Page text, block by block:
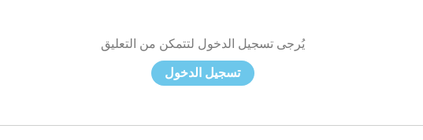
يُرجى تسجيل الدخول لتتمكن من التعليق
تسجيل الدخول